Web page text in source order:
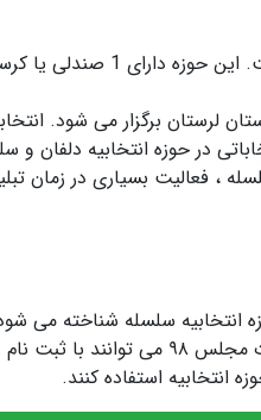
حوزه انتخابیه دلفان و سلسله در استان لرستان
لرستان برگزار می شود.
در حوزه انتخابیه دلفان و
، فعالیت بسیاری در زمان
انتخابیه سلسله شناخته می
کاندیداها و سیاستمداران انتخابات مجلس یازدهم یا
استفاده کنند.